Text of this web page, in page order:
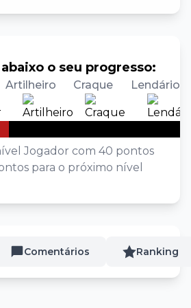
o seu progresso:
Artilheiro Craque Lendário
Jogador com 40 pontos
para o próximo nível
Comentários Ranking